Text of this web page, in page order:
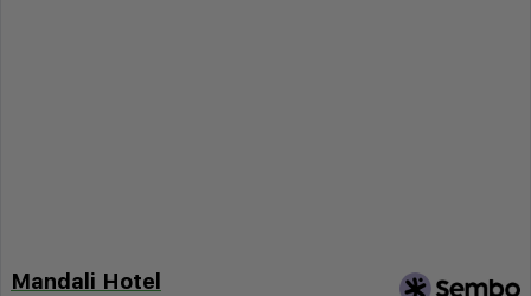
Mandali Hotel